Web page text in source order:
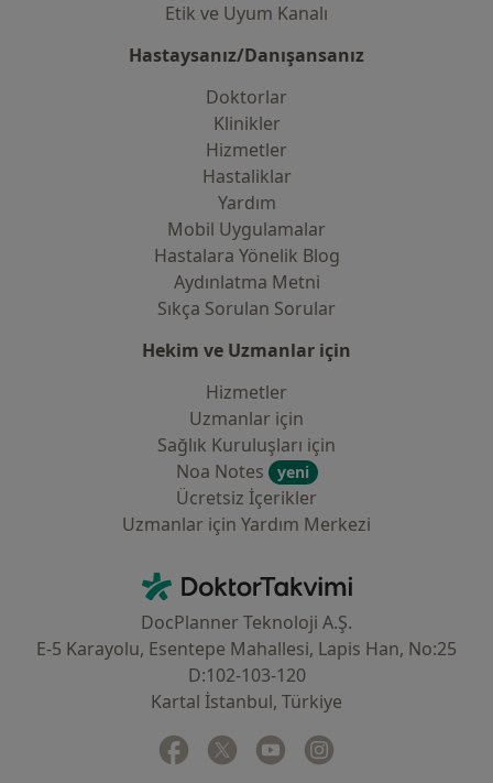
Etik ve Uyum Kanalı
Hastaysanız/Danışansanız
Doktorlar
Klinikler
Hizmetler
Hastaliklar
Yardım
Mobil Uygulamalar
Hastalara Yönelik Blog
Aydınlatma Metni
Sıkça Sorulan Sorular
Hekim ve Uzmanlar için
Hizmetler
Uzmanlar için
Sağlık Kuruluşları için
Noa Notes
yeni
Ücretsiz İçerikler
Uzmanlar için Yardım Merkezi
DoktorTakvimi - Ana Sayfa
DocPlanner Teknoloji A.Ş.
E-5 Karayolu, Esentepe Mahallesi, Lapis Han, No:25
D:102-103-120
Kartal İstanbul, Türkiye
Facebook
yeni bir sekmede açılır
Twitter
yeni bir sekmede açılır
Youtube
yeni bir sekmede açılır